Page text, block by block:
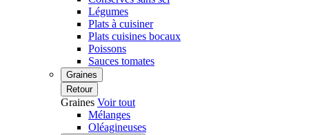
Légumes
Plats à cuisiner
Plats cuisines bocaux
Poissons
Sauces tomates
Graines
Retour
Graines Voir tout
Mélanges
Oléagineuses